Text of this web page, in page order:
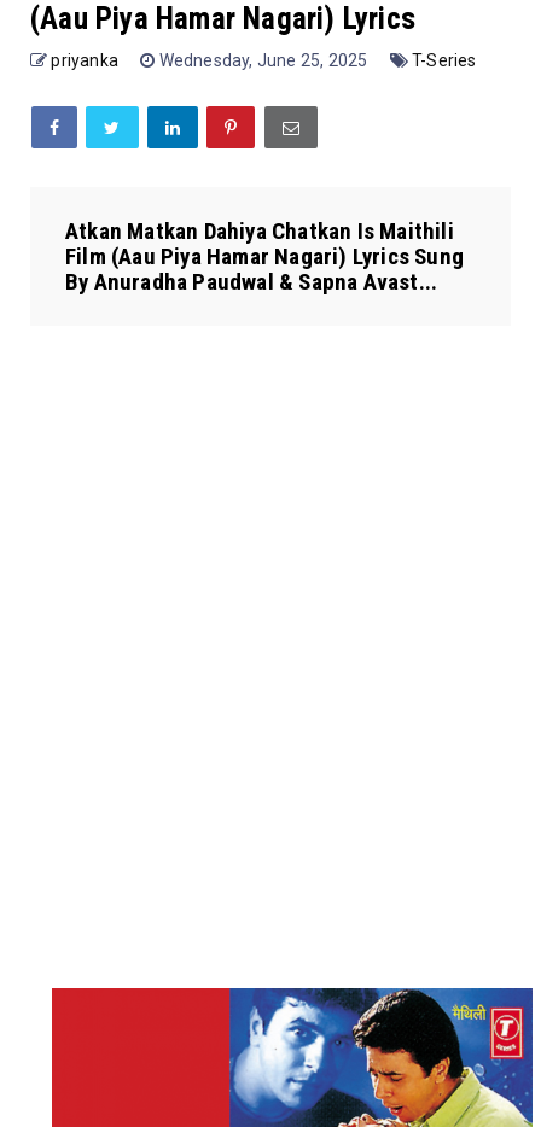
(Aau Piya Hamar Nagari) Lyrics
priyanka Wednesday, June 25, 2025 T-Series
Atkan Matkan Dahiya Chatkan Is Maithili
Film (Aau Piya Hamar Nagari) Lyrics Sung
By Anuradha Paudwal & Sapna Avast...